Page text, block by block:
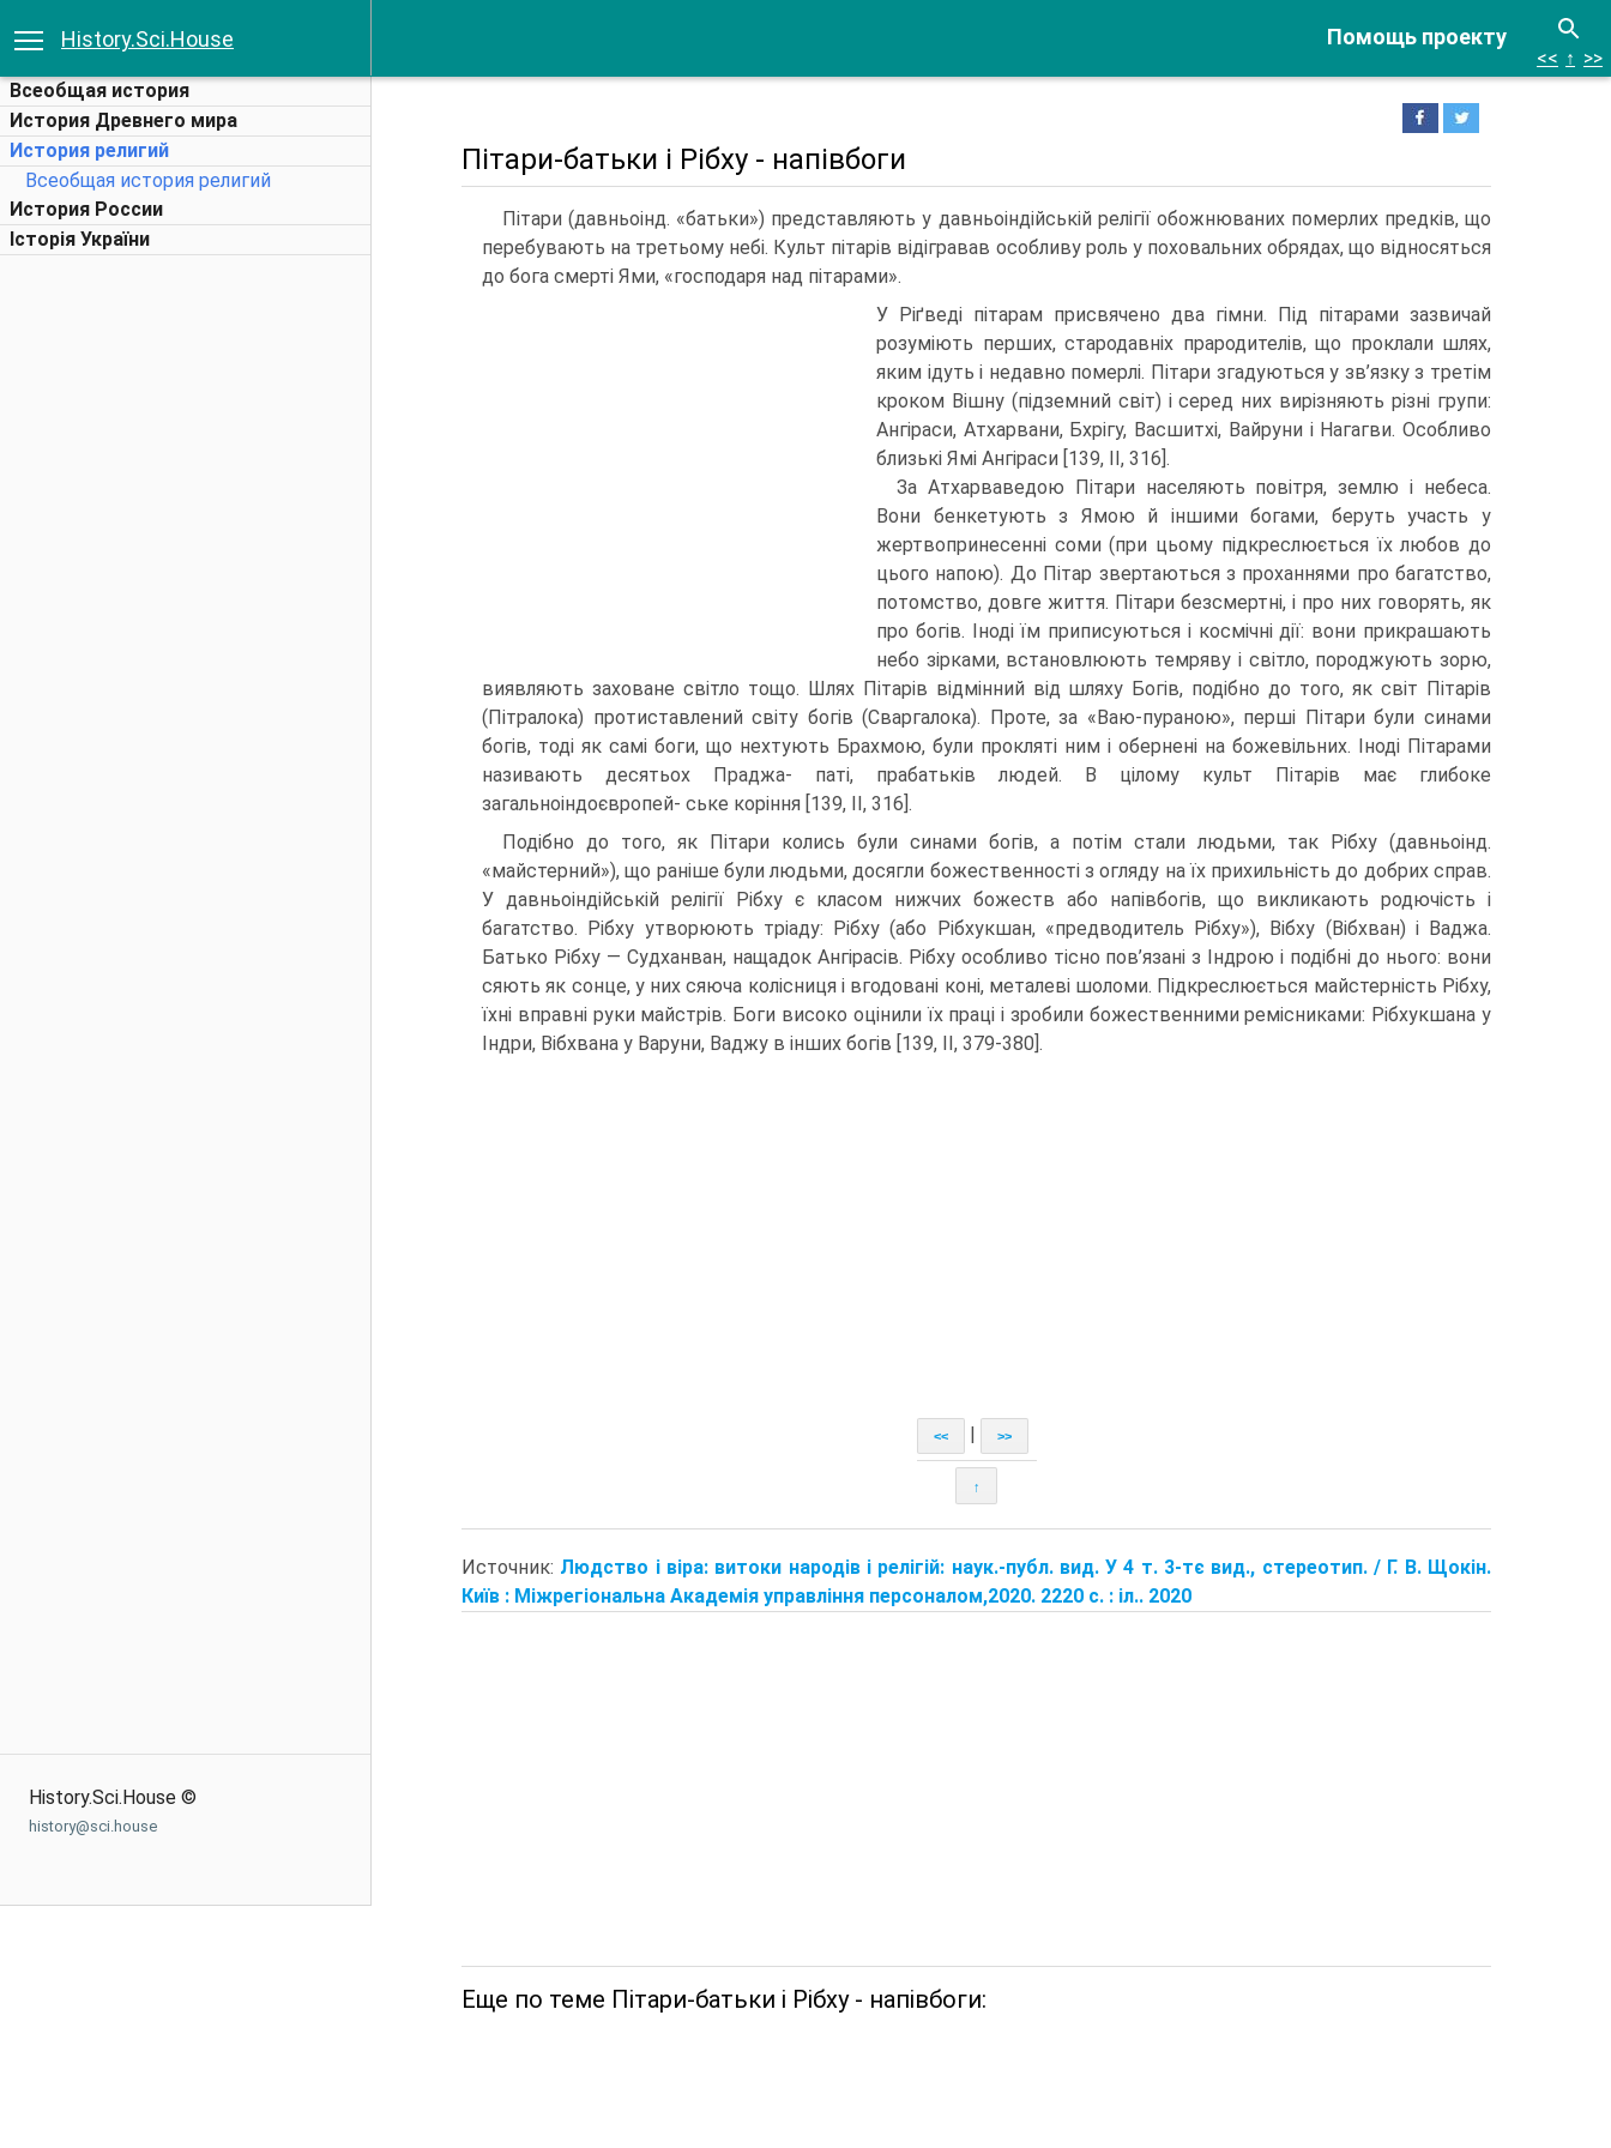
Помощь проекту
History.Sci.House
Всеобщая история
История Древнего мира
История религий
Всеобщая история религий
История России
Історія України
History.Sci.House ©
history@sci.house
<< ↑ >>
Пітари-батьки і Рібху - напівбоги
Пітари (давньоінд. «батьки») представляють у давньоіндійській релігії обожню­ваних померлих предків, що
перебувають на третьому небі. Культ пітарів відігравав особливу роль у поховальних обрядах, що відносяться
до бога смерті Ями, «госпо­даря над пітарами».
У Ріґведі пітарам присвячено два гімни. Під пітарами зазви­чай
розуміють перших, стародавніх прародителів, що проклали шлях,
яким ідуть і недавно померлі. Пітари згадуються у зв’язку з третім
кроком Вішну (підземний світ) і серед них вирізняють різні групи:
Ангіраси, Атхарвани, Бхрігу, Васшитхі, Вайруни і Нагагви. Особливо
близькі Ямі Ангіраси [139, II, 316].
За Атхарваведою Пітари населяють повітря, землю і небеса.
Вони бенкету­ють з Ямою й іншими богами, беруть участь у
жертвопринесенні соми (при цьому підкреслюється їх любов до
цього напою). До Пітар звертаються з проханнями про багатство,
потомство, довге життя. Пітари безсмертні, і про них говорять, як
про богів. Іноді їм приписуються і космічні дії: вони прикрашають
небо зірками, встановлюють темряву і світло, породжують зорю,
виявляють заховане світло тощо. Шлях Пітарів відмінний від шляху Богів, подібно до того, як світ Пітарів
(Пітралока) протиставлений світу богів (Сваргалока). Проте, за «Ваю-пураною», перші Пітари були синами
богів, тоді як самі боги, що нехтують Брахмою, були про­кляті ним і обернені на божевільних. Іноді Пітарами
називають десятьох Праджа- паті, прабатьків людей. В цілому культ Пітарів має глибоке
загальноіндоєвропей- ське коріння [139, II, 316].
Подібно до того, як Пітари колись були синами богів, а потім стали людь­ми, так Рібху (давньоінд.
«майстерний»), що раніше були людьми, досягли бо­жественності з огляду на їх прихильність до добрих справ.
У давньоіндійській релігії Рібху є класом нижчих божеств або напівбогів, що викликають родючість і
багатство. Рібху утворюють тріаду: Рібху (або Рібхукшан, «предводитель Рібху»), Вібху (Вібхван) і Ваджа.
Батько Рібху — Судханван, нащадок Ангірасів. Рібху особли­во тісно пов’язані з Індрою і подібні до нього: вони
сяють як сонце, у них сяюча колісниця і вгодовані коні, металеві шоломи. Підкреслюється майстерність Рібху,
їхні вправні руки майстрів. Боги високо оцінили їх праці і зробили божественними ремісниками: Рібхукшана у
Індри, Вібхвана у Варуни, Ваджу в інших богів [139, II, 379-380].
<< >>
↑
Источник: Людство і віра: витоки народів і релігій: наук.-публ. вид. У 4 т. 3-тє вид., стереотип. / Г. В. Щокін.
Київ : Міжрегіональна Академія управління персоналом,2020. 2220 с. : іл.. 2020
Еще по теме Пітари-батьки і Рібху - напівбоги: